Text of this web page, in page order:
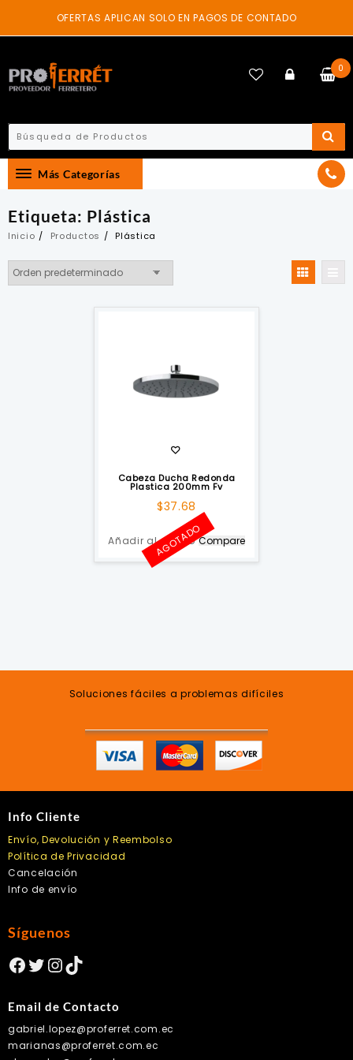
content
OFERTAS APLICAN SOLO EN PAGOS DE CONTADO
0
Más Categorías
Etiqueta: Plástica
Inicio Productos Plástica
Cabeza Ducha Redonda
Plastica 200mm Fv
$37.68
Añadir al carrito
AGOTADOCompare
Soluciones fáciles a problemas difíciles
Info Cliente
Envío, Devolución y Reembolso
Política de Privacidad
Cancelación
Info de envío
Síguenos
Facebook
Twitter
Instagram
TikTok
Email de Contacto
gabriel.lopez@proferret.com.ec
marianas@proferret.com.ec